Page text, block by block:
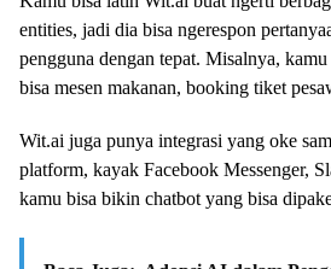
entities, jadi dia bisa ngerespon
pengguna dengan tepat. Misalnya,
bisa mesen makanan, booking tiket
Wit.ai juga punya integrasi yang oke
platform, kayak Facebook Messenger,
kamu bisa bikin chatbot yang bisa